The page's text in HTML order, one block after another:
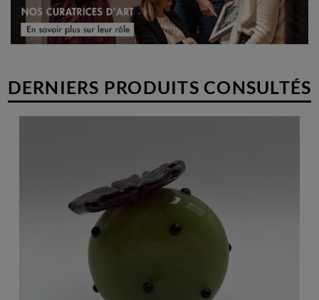
DERNIERS PRODUITS CONSULTÉS